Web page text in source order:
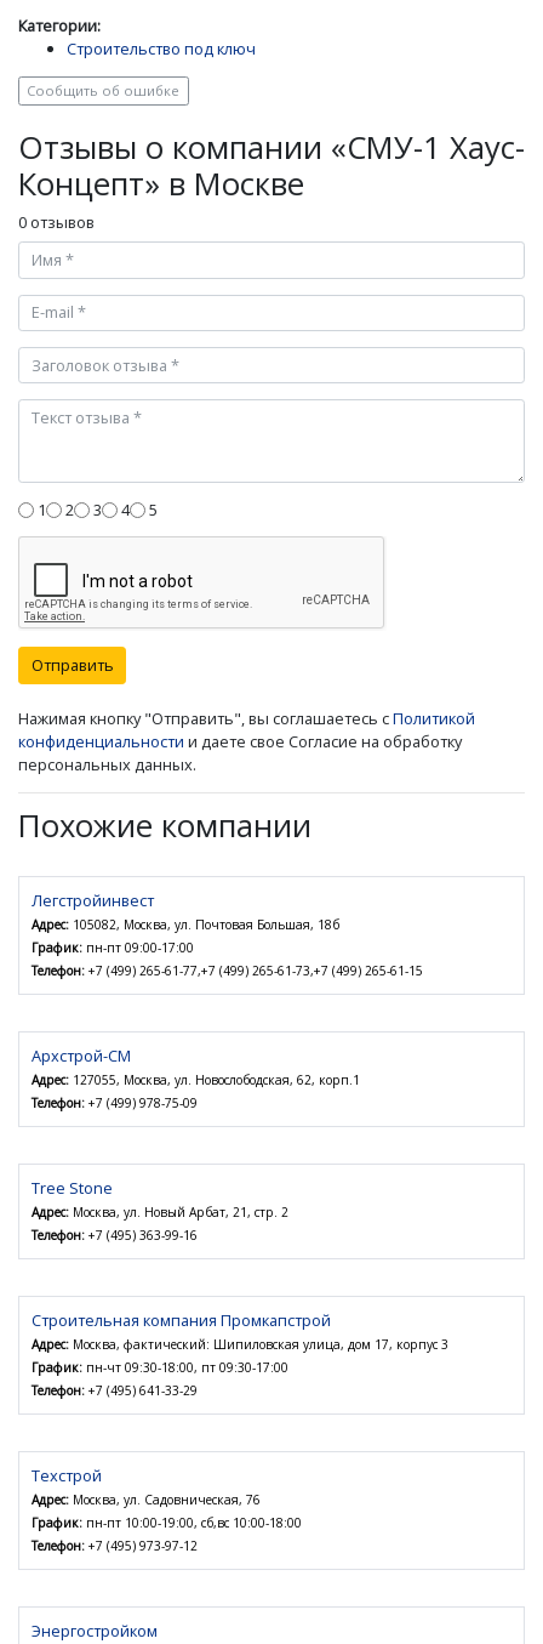
Категории:
Строительство под ключ
Сообщить об ошибке
Отзывы о компании «СМУ-1 Хаус-
Концепт» в Москве
0 отзывов
1 2 3 4 5
Отправить
Нажимая кнопку "Отправить", вы соглашаетесь сПолитикой
конфиденциальности и даете свое Согласие на обработку
персональных данных.
Похожие компании
Легстройинвест
Адрес: 105082, Москва, ул. Почтовая Большая, 18б
График: пн-пт 09:00-17:00
Телефон: +7 (499) 265-61-77,+7 (499) 265-61-73,+7 (499) 265-61-15
Архстрой-СМ
Адрес: 127055, Москва, ул. Новослободская, 62, корп.1
Телефон: +7 (499) 978-75-09
Tree Stone
Адрес: Москва, ул. Новый Арбат, 21, стр. 2
Телефон: +7 (495) 363-99-16
Строительная компания Промкапстрой
Адрес: Москва, фактический: Шипиловская улица, дом 17, корпус 3
График: пн-чт 09:30-18:00, пт 09:30-17:00
Телефон: +7 (495) 641-33-29
Техстрой
Адрес: Москва, ул. Садовническая, 76
График: пн-пт 10:00-19:00, сб,вс 10:00-18:00
Телефон: +7 (495) 973-97-12
Энергостройком